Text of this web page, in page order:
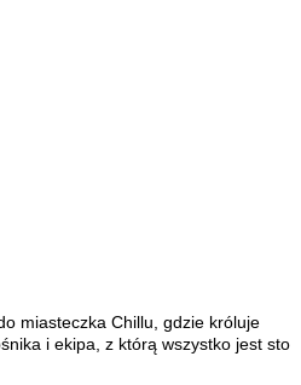
miasteczka Chillu, gdzie króluje
i ekipa, z którą wszystko jest sto